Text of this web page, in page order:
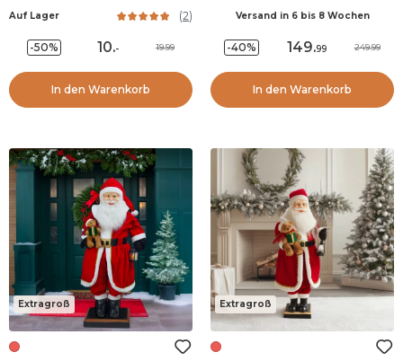
Auf Lager (2)
-50% 10.- 19.99
In den Warenkorb
Versand in 6 bis 8 Wochen
-40% 149.99 249.99
In den Warenkorb
Extragroß Extragroß